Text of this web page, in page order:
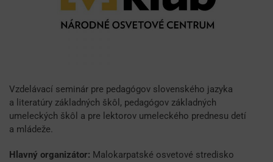
Vzdelávací seminár pre pedagógov slovenského jazyka
a literatúry základných škôl, pedagógov základných
umeleckých škôl a pre lektorov umeleckého prednesu detí
a mládeže.
Hlavný organizátor: Malokarpatské osvetové stredisko